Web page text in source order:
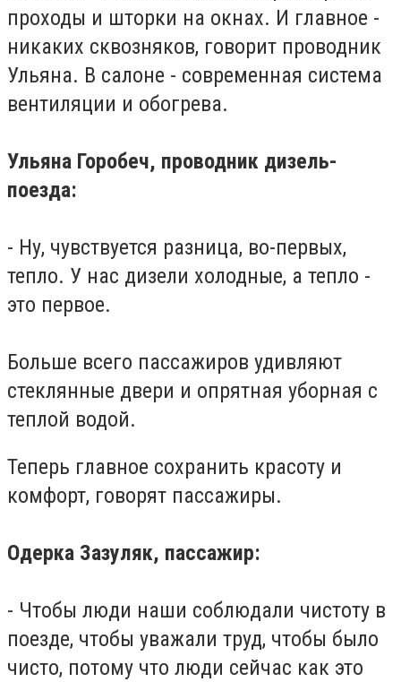
проходы и шторки на окнах. И главное -
никаких сквозняков, говорит проводник
Ульяна. В салоне - современная система
вентиляции и обогрева.
Ульяна Горобеч, проводник дизель-
поезда:
- Ну, чувствуется разница, во-первых,
тепло. У нас дизели холодные, а тепло -
это первое.
Больше всего пассажиров удивляют
стеклянные двери и опрятная уборная с
теплой водой.
Теперь главное сохранить красоту и
комфорт, говорят пассажиры.
Одерка Зазуляк, пассажир:
- Чтобы люди наши соблюдали чистоту в
поезде, чтобы уважали труд, чтобы было
чисто, потому что люди сейчас как это